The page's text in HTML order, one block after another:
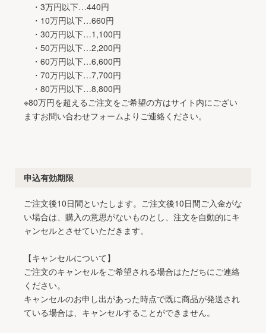
・3万円以下…440円
・10万円以下…660円
・30万円以下…1,100円
・50万円以下…2,200円
・60万円以下…6,600円
・70万円以下…7,700円
・80万円以下…8,800円
※80万円を超えるご注文をご希望の方はサイト内にござい
ますお問い合わせフォームよりご連絡ください。
申込有効期限
ご注文後10日間といたします。ご注文後10日間ご入金がな
い場合は、購入の意思がないものとし、注文を自動的にキ
ャンセルとさせていただきます。
【キャンセルについて】
ご注文のキャンセルをご希望される場合はただちにご連絡
ください。
キャンセルのお申し出があった時点で既に商品が発送され
ている場合は、キャンセルすることができません。